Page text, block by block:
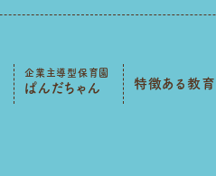
企業主導型保育園
ぱんだちゃん 特徴ある教育